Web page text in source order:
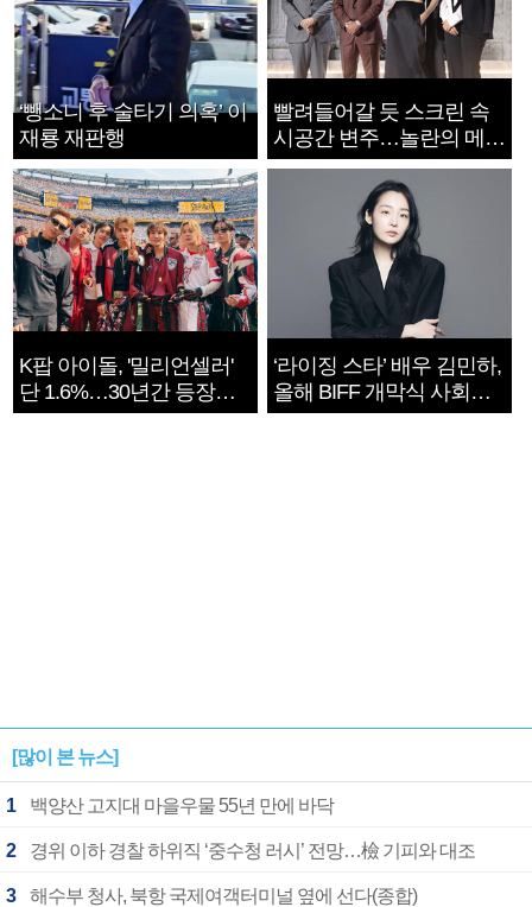
‘뺑소니 후 술타기 의혹’ 이
재룡 재판행
빨려들어갈 듯 스크린 속
시공간 변주…놀란의 메시
지는 ‘전쟁 속죄’
K팝 아이돌, '밀리언셀러'
단 1.6%…30년간 등장
1182개팀 전수조사
‘라이징 스타’ 배우 김민하,
올해 BIFF 개막식 사회자
확정
[많이 본 뉴스]
1 백양산 고지대 마을우물 55년 만에 바닥
2 경위 이하 경찰 하위직 ‘중수청 러시’ 전망…檢 기피와 대조
3 해수부 청사, 북항 국제여객터미널 옆에 선다(종합)